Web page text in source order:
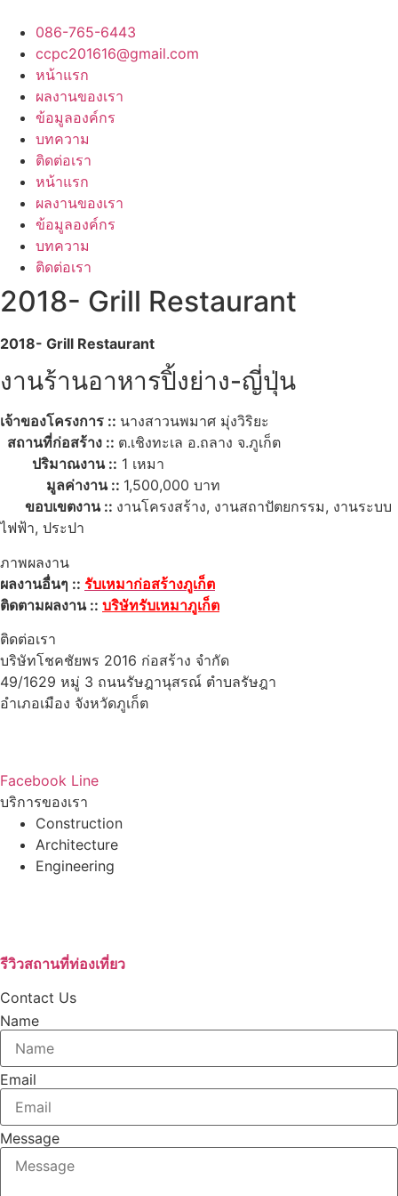
content
086-765-6443
ccpc201616@gmail.com
หน้าแรก
ผลงานของเรา
ข้อมูลองค์กร
บทความ
ติดต่อเรา
หน้าแรก
ผลงานของเรา
ข้อมูลองค์กร
บทความ
ติดต่อเรา
2018- Grill Restaurant
2018- Grill Restaurant
งานร้านอาหารปิ้งย่าง-ญี่ปุ่น
เจ้าของโครงการ :: นางสาวนพมาศ มุ่งวิริยะ
สถานที่ก่อสร้าง :: ต.เชิงทะเล อ.ถลาง จ.ภูเก็ต
ปริมาณงาน :: 1 เหมา
มูลค่างาน :: 1,500,000 บาท
ขอบเขตงาน :: งานโครงสร้าง, งานสถาปัตยกรรม, งานระบบ
ไฟฟ้า, ประปา
ภาพผลงาน
ผลงานอื่นๆ :: รับเหมาก่อสร้างภูเก็ต
ติดตามผลงาน :: บริษัทรับเหมาภูเก็ต
ติดต่อเรา
บริษัทโชคชัยพร 2016 ก่อสร้าง จำกัด
49/1629 หมู่ 3 ถนนรัษฎานุสรณ์ ตำบลรัษฎา
อำเภอเมือง จังหวัดภูเก็ต
Facebook Line
บริการของเรา
Construction
Architecture
Engineering
รีวิวสถานที่ท่องเที่ยว
Contact Us
Name
Email
Message